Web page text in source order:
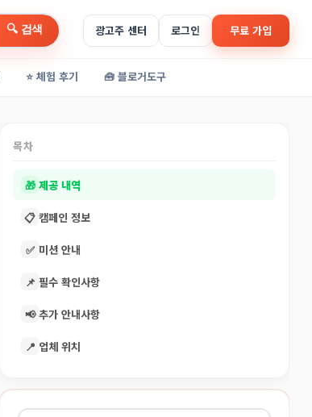
🔍 검색 광고주 센터 로그인 무료 가입
⭐ 체험 후기 🧰 블로거도구
목차
🎁 제공 내역
📋 캠페인 정보
✅ 미션 안내
📌 필수 확인사항
📢 추가 안내사항
📍 업체 위치